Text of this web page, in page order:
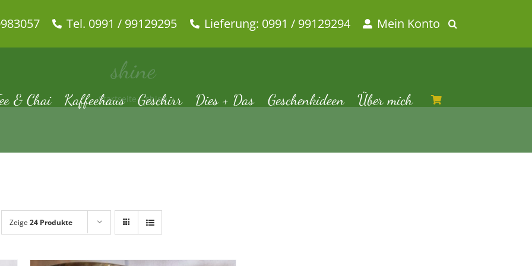
Tel. 0991 / 99129295 Lieferung: 0991 / 99129294 Mein Konto
& Chai Kaffeehaus Geschirr Dies + Das Geschenkideen Über mich
shine
Startseite shine
Zeige 24 Produkte